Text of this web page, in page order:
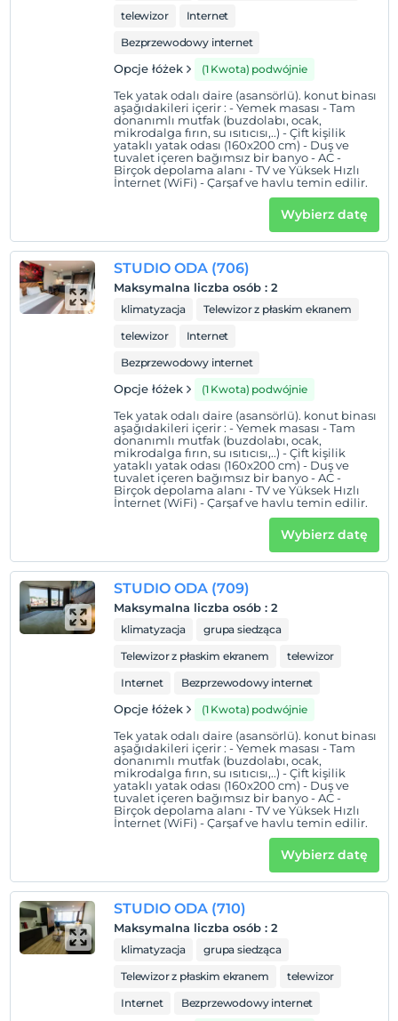
telewizor
Internet
Bezprzewodowy internet
Opcje łóżek (1 Kwota) podwójnie
Tek yatak odalı daire (asansörlü). konut binası
aşağıdakileri içerir : - Yemek masası - Tam
donanımlı mutfak (buzdolabı, ocak,
mikrodalga fırın, su ısıtıcısı,..) - Çift kişilik
yataklı yatak odası (160x200 cm) - Duş ve
tuvalet içeren bağımsız bir banyo - AC -
Birçok depolama alanı - TV ve Yüksek Hızlı
İnternet (WiFi) - Çarşaf ve havlu temin edilir.
Wybierz datę
STUDIO ODA (706)
Maksymalna liczba osób : 2
klimatyzacja
Telewizor z płaskim ekranem
telewizor
Internet
Bezprzewodowy internet
Opcje łóżek (1 Kwota) podwójnie
Tek yatak odalı daire (asansörlü). konut binası
aşağıdakileri içerir : - Yemek masası - Tam
donanımlı mutfak (buzdolabı, ocak,
mikrodalga fırın, su ısıtıcısı,..) - Çift kişilik
yataklı yatak odası (160x200 cm) - Duş ve
tuvalet içeren bağımsız bir banyo - AC -
Birçok depolama alanı - TV ve Yüksek Hızlı
İnternet (WiFi) - Çarşaf ve havlu temin edilir.
Wybierz datę
STUDIO ODA (709)
Maksymalna liczba osób : 2
klimatyzacja
grupa siedząca
Telewizor z płaskim ekranem
telewizor
Internet
Bezprzewodowy internet
Opcje łóżek (1 Kwota) podwójnie
Tek yatak odalı daire (asansörlü). konut binası
aşağıdakileri içerir : - Yemek masası - Tam
donanımlı mutfak (buzdolabı, ocak,
mikrodalga fırın, su ısıtıcısı,..) - Çift kişilik
yataklı yatak odası (160x200 cm) - Duş ve
tuvalet içeren bağımsız bir banyo - AC -
Birçok depolama alanı - TV ve Yüksek Hızlı
İnternet (WiFi) - Çarşaf ve havlu temin edilir.
Wybierz datę
STUDIO ODA (710)
Maksymalna liczba osób : 2
klimatyzacja
grupa siedząca
Telewizor z płaskim ekranem
telewizor
Internet
Bezprzewodowy internet